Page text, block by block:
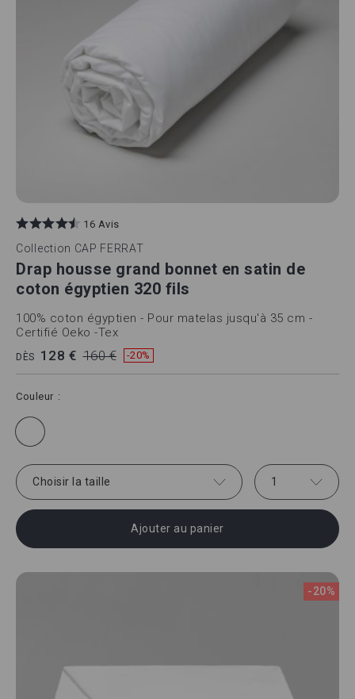
16 Avis
Collection CAP FERRAT
Drap housse grand bonnet en satin de
coton égyptien 320 fils
100% coton égyptien - Pour matelas jusqu'à 35 cm -
Certifié Oeko -Tex
DÈS 128 € 160 € -20%
Couleur
Choisir la taille 1
Ajouter au panier
-20%